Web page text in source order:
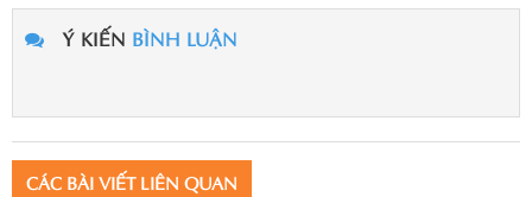
Ý KIẾN BÌNH LUẬN
CÁC BÀI VIẾT LIÊN QUAN